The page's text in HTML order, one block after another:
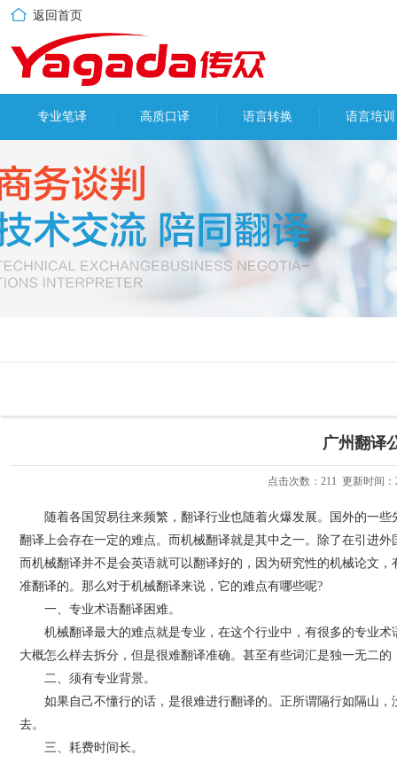
返回首页
专业笔译 高质口译 语言转换 语言培训
广州翻译
点击次数： 211 更新时间：
随着各国贸易往来频繁，翻译行业也随着火爆发展。国外的一些
翻译上会存在一定的难点。而机械翻译就是其中之一。除了在引进
而机械翻译并不是会英语就可以翻译好的，因为研究性的机械论文
准翻译的。那么对于机械翻译来说，它的难点有哪些呢?
一、专业术语翻译困难。
机械翻译最大的难点就是专业，在这个行业中，有很多的专业术
大概怎么样去拆分，但是很难翻译准确。甚至有些词汇是独一无二
二、须有专业背景。
如果自己不懂行的话，是很难进行翻译的。正所谓隔行如隔山，
去。
三、耗费时间长。